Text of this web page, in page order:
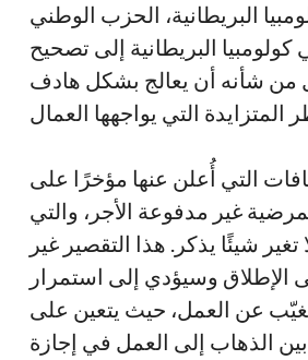
البريطانية، الحزب الوطني
البريطانية إلى تصحيح
من شأنه أن يعالج بشكل هادف
التي أُعلن عنها مؤخرًا على
غير مدفوعة الأجر، والتي
تغير شيئًا يذكر. هذا التقصير غير
الإطلاق وسيؤدي إلى استمرار
عن العمل، حيث يتعين على
بين الذهاب إلى العمل في إجازة